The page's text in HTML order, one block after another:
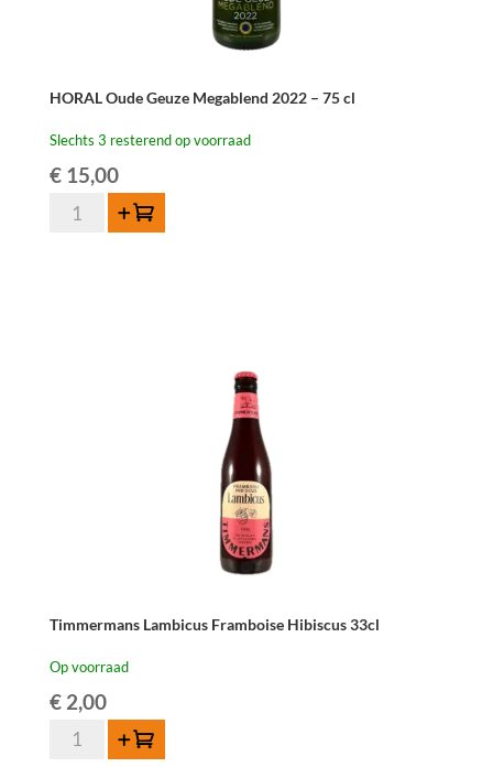
HORAL Oude Geuze Megablend 2022 – 75 cl
Slechts 3 resterend op voorraad
€15,00
HORAL
Toevoegen
Timmermans Lambicus Framboise Hibiscus 33cl
Op voorraad
€2,00
Timmermans
Lambicus
Toevoegen